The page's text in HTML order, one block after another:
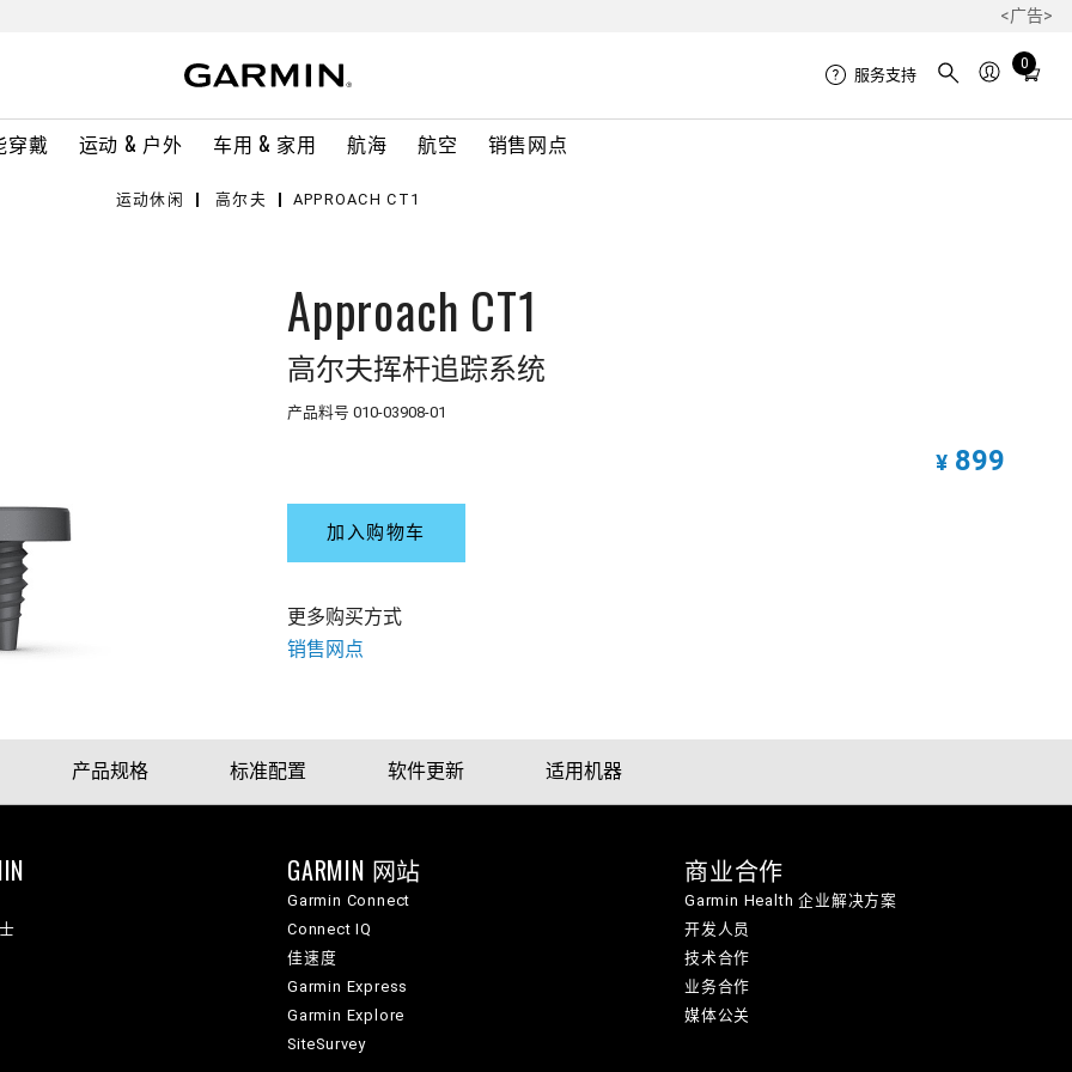
<广告>
穿戴 运动 & 户外 车用 & 家用 航海 航空 销售网点
服务支持
0
Total
in
运动休闲 高尔夫 APPROACH CT1
Approach CT1
高尔夫挥杆追踪系统
产品料号 010-03908-01
¥ 899
加入购物车
更多购买方式
销售网点
产品规格 标准配置 软件更新 适用机器
GARMIN 网站
Garmin Connect
Connect IQ
佳速度
Garmin Express
Garmin Explore
SiteSurvey
商业合作
Garmin Health 企业解决方案
开发人员
技术合作
业务合作
媒体公关